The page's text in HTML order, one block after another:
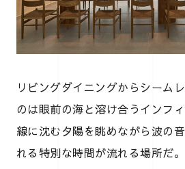
リビングダイニングからシーム
のは眼前の海と溶け合うインフ
線に沈む夕陽を眺めながら波の
れる特別な時間が流れる場所だ。